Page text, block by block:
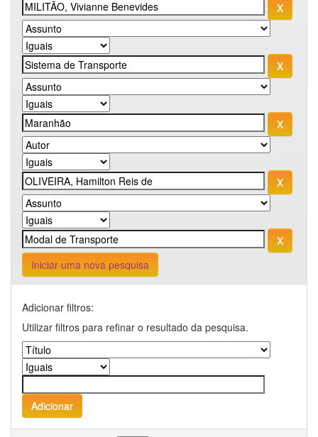
Iniciar uma nova pesquisa
Adicionar filtros:
Utilizar filtros para refinar o resultado da pesquisa.